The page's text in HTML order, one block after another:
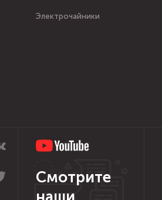
Электрочайники
Смотрите